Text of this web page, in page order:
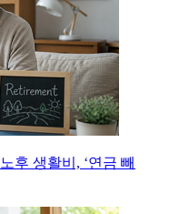
후 생활비, ‘연금 빼